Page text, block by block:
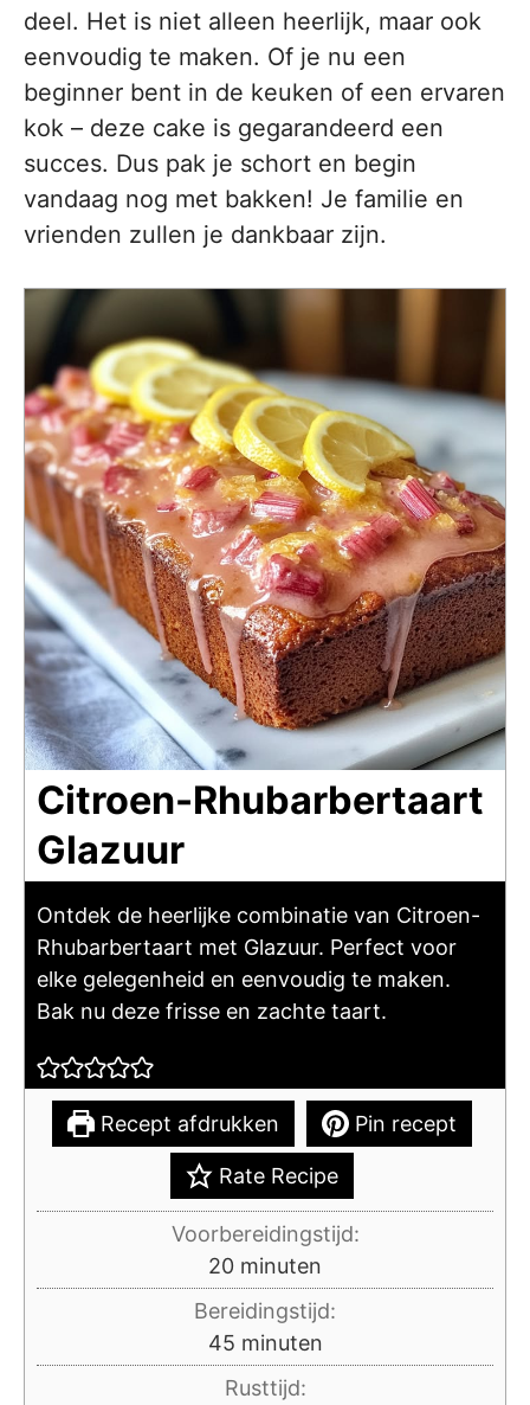
deel. Het is niet alleen heerlijk, maar ook
eenvoudig te maken. Of je nu een
beginner bent in de keuken of een ervaren
kok – deze cake is gegarandeerd een
succes. Dus pak je schort en begin
vandaag nog met bakken! Je familie en
vrienden zullen je dankbaar zijn.
Citroen-Rhubarbertaart
Glazuur
Ontdek de heerlijke combinatie van Citroen-
Rhubarbertaart met Glazuur. Perfect voor
elke gelegenheid en eenvoudig te maken.
Bak nu deze frisse en zachte taart.
Recept afdrukken Pin recept
Rate Recipe
Voorbereidingstijd:
20minuten
minuten
Bereidingstijd:
45minuten
minuten
Rusttijd: